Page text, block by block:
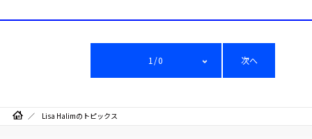
1/0 次へ
Lisa Halimのトピックス